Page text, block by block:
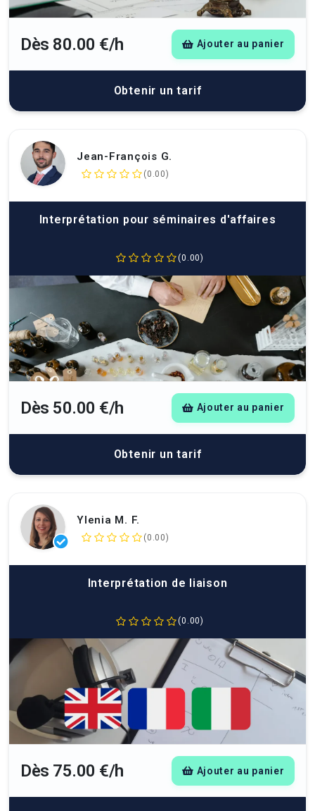
Dès 80.00 €/h Ajouter au panier
Obtenir un tarif
Jean-François G.
(0.00)
Interprétation pour séminaires d'affaires
(0.00)
Dès 50.00 €/h Ajouter au panier
Obtenir un tarif
Ylenia M. F.
(0.00)
Interprétation de liaison
(0.00)
Dès 75.00 €/h Ajouter au panier